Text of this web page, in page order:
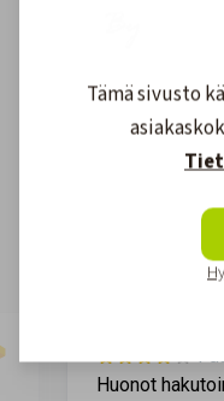
4
Huonot
Tämä sivusto